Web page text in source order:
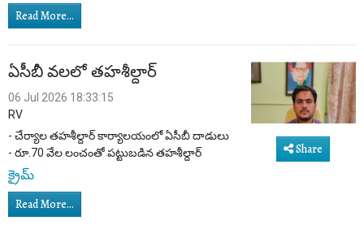
Read More...
ఏసీబీ వలలో తహశీల్దార్
06 Jul 2026 18:33:15
RV
- చేర్యాల తహశీల్దార్ కార్యాలయంలో ఏసీబీ దాడులు
- రూ.70 వేల లంచంతో పట్టుబడిన తహశీల్దార్
క్రైమ్
Read More...
Share